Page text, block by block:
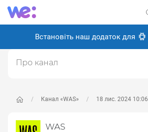
Встановіть наш додаток для
Канал «WAS» 18 лис. 2024 10:06
WAS
Про канал
Створено: 8 січня 2025
Відповідальні: